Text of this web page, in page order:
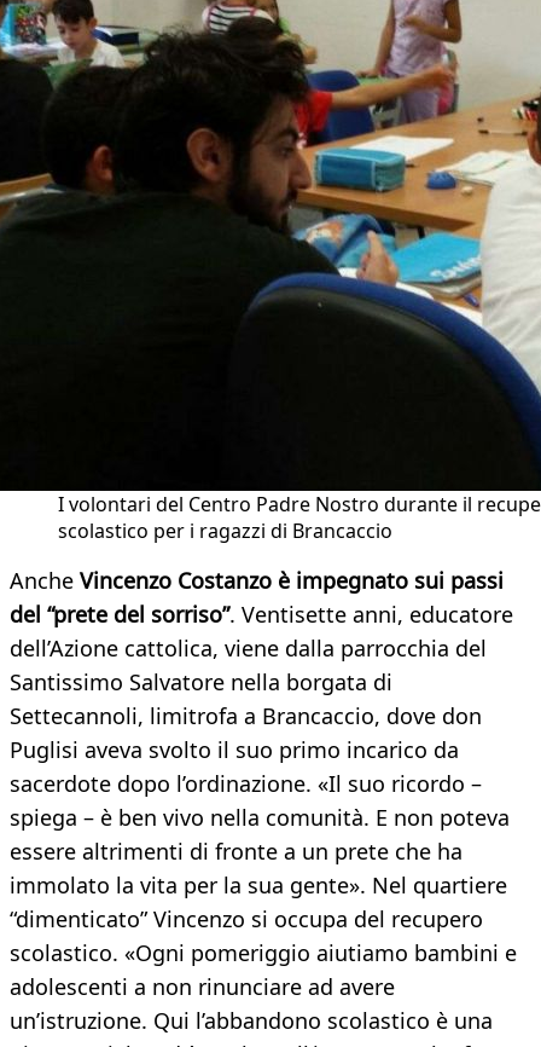
I volontari del Centro Padre Nostro durante il
scolastico per i ragazzi di Brancaccio
Anche Vincenzo Costanzo è impegnato sui passi
del “prete del sorriso”. Ventisette anni, educatore
dell’Azione cattolica, viene dalla parrocchia del
Santissimo Salvatore nella borgata di
Settecannoli, limitrofa a Brancaccio, dove don
Puglisi aveva svolto il suo primo incarico da
sacerdote dopo l’ordinazione. «Il suo ricordo –
spiega – è ben vivo nella comunità. E non poteva
essere altrimenti di fronte a un prete che ha
immolato la vita per la sua gente». Nel quartiere
“dimenticato” Vincenzo si occupa del recupero
scolastico. «Ogni pomeriggio aiutiamo bambini e
adolescenti a non rinunciare ad avere
un’istruzione. Qui l’abbandono scolastico è una